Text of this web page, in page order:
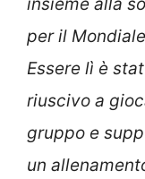
per il
Essere lì è
riuscivo a
gruppo e
un